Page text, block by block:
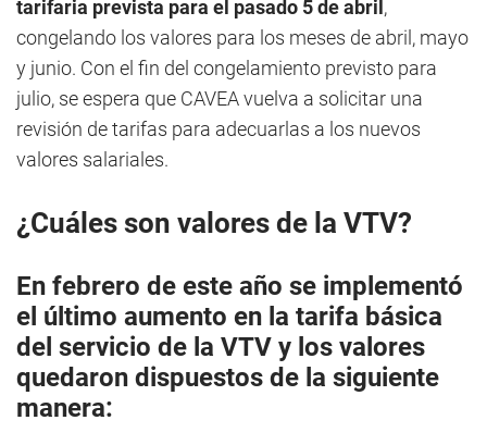
tarifaria prevista para el pasado 5 de abril ,
congelando los valores para los meses de abril, mayo
y junio. Con el fin del congelamiento previsto para
julio, se espera que CAVEA vuelva a solicitar una
revisión de tarifas para adecuarlas a los nuevos
valores salariales.
¿Cuáles son valores de la VTV?
En febrero de este año se implementó
el último aumento en la tarifa básica
del servicio de la VTV y los valores
quedaron dispuestos de la siguiente
manera: